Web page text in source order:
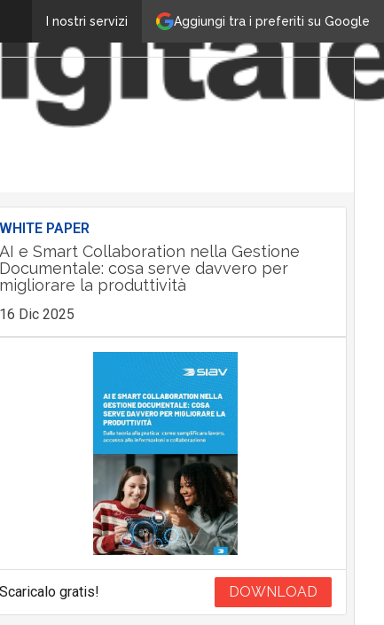
Aggiungi tra i preferiti su Google
I nostri servizi
WHITE PAPER
AI e Smart Collaboration nella Gestione
Documentale: cosa serve davvero per
migliorare la produttività
16 Dic 2025
Scaricalo gratis! DOWNLOAD